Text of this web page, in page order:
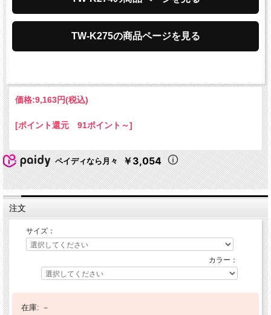
TW-K275の商品ページを見る
価格:9,163円(税込)
[ポイント還元 91ポイント～]
ペイディなら月々 ￥3,054
注文
サイズ：
カラー：
在庫: －